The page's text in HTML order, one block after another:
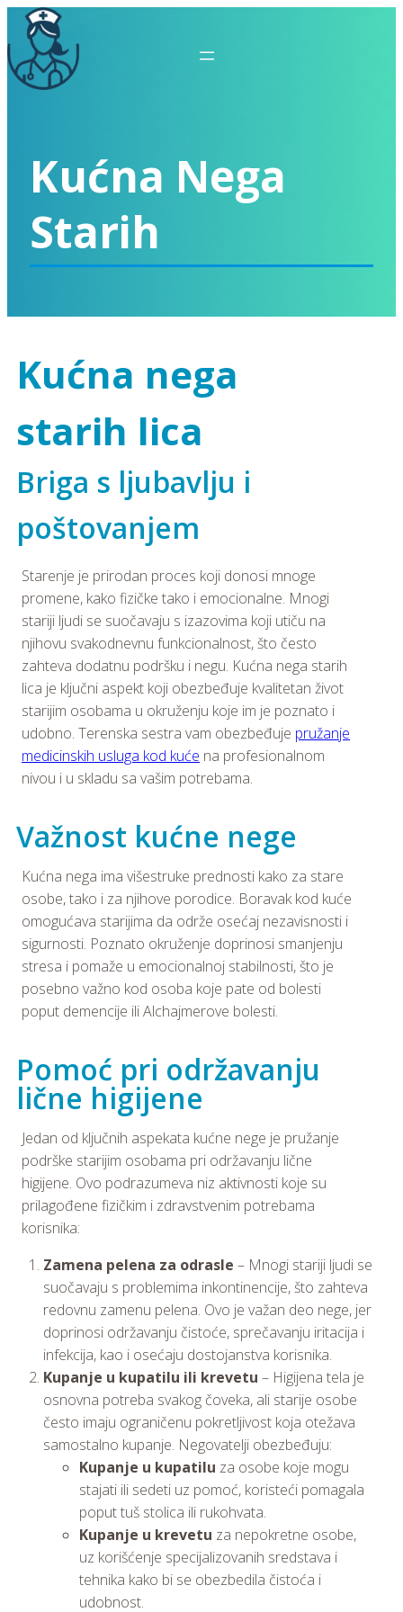
Kućna Nega
Starih
Kućna nega
starih lica
Briga s ljubavlju i
poštovanjem
Starenje je prirodan proces koji donosi mnoge
promene, kako fizičke tako i emocionalne. Mnogi
stariji ljudi se suočavaju s izazovima koji utiču na
njihovu svakodnevnu funkcionalnost, što često
zahteva dodatnu podršku i negu. Kućna nega starih
lica je ključni aspekt koji obezbeđuje kvalitetan život
starijim osobama u okruženju koje im je poznato i
udobno. Terenska sestra vam obezbeđuje pružanje
medicinskih usluga kod kuće na profesionalnom
nivou i u skladu sa vašim potrebama.
Važnost kućne nege
Kućna nega ima višestruke prednosti kako za stare
osobe, tako i za njihove porodice. Boravak kod kuće
omogućava starijima da održe osećaj nezavisnosti i
sigurnosti. Poznato okruženje doprinosi smanjenju
stresa i pomaže u emocionalnoj stabilnosti, što je
posebno važno kod osoba koje pate od bolesti
poput demencije ili Alchajmerove bolesti.
Pomoć pri održavanju
lične higijene
Jedan od ključnih aspekata kućne nege je pružanje
podrške starijim osobama pri održavanju lične
higijene. Ovo podrazumeva niz aktivnosti koje su
prilagođene fizičkim i zdravstvenim potrebama
korisnika:
Zamena pelena za odrasle – Mnogi stariji ljudi se
suočavaju s problemima inkontinencije, što zahteva
redovnu zamenu pelena. Ovo je važan deo nege, jer
doprinosi održavanju čistoće, sprečavanju iritacija i
infekcija, kao i osećaju dostojanstva korisnika.
Kupanje u kupatilu ili krevetu – Higijena tela je
osnovna potreba svakog čoveka, ali starije osobe
često imaju ograničenu pokretljivost koja otežava
samostalno kupanje. Negovatelji obezbeđuju:
Kupanje u kupatilu za osobe koje mogu
stajati ili sedeti uz pomoć, koristeći pomagala
poput tuš stolica ili rukohvata.
Kupanje u krevetu za nepokretne osobe,
uz korišćenje specijalizovanih sredstava i
tehnika kako bi se obezbedila čistoća i
udobnost.